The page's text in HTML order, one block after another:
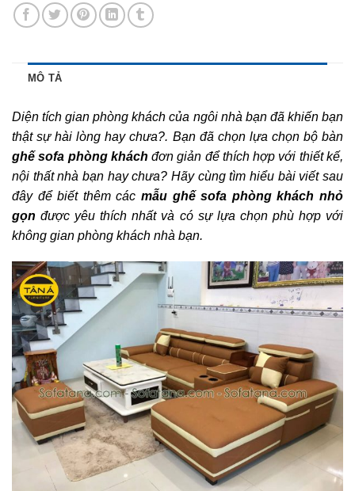
MÔ TẢ
Diện tích gian phòng khách của ngôi nhà bạn đã khiến bạn
thật sự hài lòng hay chưa?. Bạn đã chọn lựa chọn bộ bàn
ghế sofa phòng khách đơn giản để thích hợp với thiết kế,
nội thất nhà bạn hay chưa? Hãy cùng tìm hiểu bài viết sau
đây để biết thêm các mẫu ghế sofa phòng khách nhỏ
gọn được yêu thích nhất và có sự lựa chọn phù hợp với
không gian phòng khách nhà bạn.